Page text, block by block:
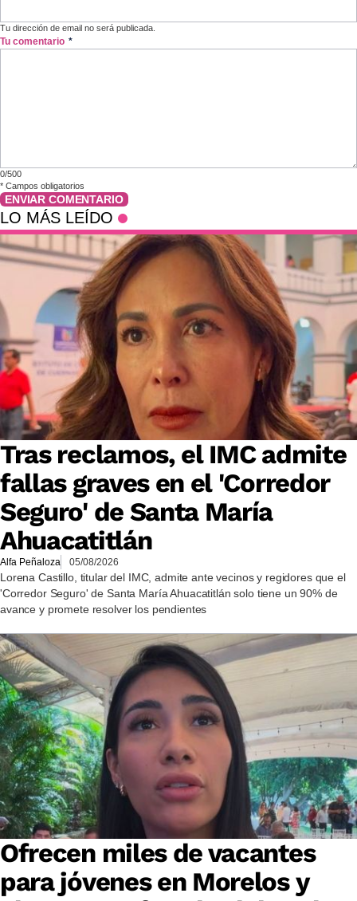
Tu dirección de email no será publicada.
Tu comentario *
0/500
* Campos obligatorios
ENVIAR COMENTARIO
LO MÁS LEÍDO
Tras reclamos, el IMC admite
fallas graves en el 'Corredor
Seguro' de Santa María
Ahuacatitlán
Alfa Peñaloza 05/08/2026
Lorena Castillo, titular del IMC, admite ante vecinos y regidores que el
'Corredor Seguro' de Santa María Ahuacatitlán solo tiene un 90% de
avance y promete resolver los pendientes
Ofrecen miles de vacantes
para jóvenes en Morelos y